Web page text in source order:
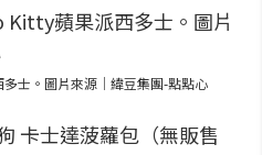
士。圖片來源｜緯豆集團-點點心